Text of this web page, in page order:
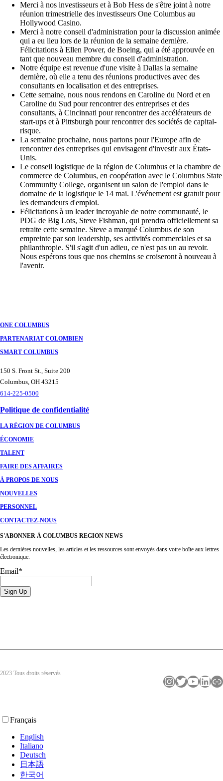
Merci à nos investisseurs et à Bob Hess de s'être joint à notre
réunion trimestrielle des investisseurs One Columbus au
Hollywood Casino.
Merci à notre conseil d'administration pour la discussion animée
qui a eu lieu lors de la réunion de la semaine dernière.
Félicitations à Ellen Power, de Boeing, qui a été approuvée en
tant que nouveau membre du conseil d'administration.
Notre équipe est revenue d'une visite à Dallas la semaine
dernière, où elle a tenu des réunions productives avec des
consultants en localisation et des entreprises.
Cette semaine, nous nous rendons en Caroline du Nord et en
Caroline du Sud pour rencontrer des entreprises et des
consultants, à Cincinnati pour rencontrer des accélérateurs de
start-ups et à Pittsburgh pour rencontrer des sociétés de capital-
risque.
La semaine prochaine, nous partons pour l'Europe afin de
rencontrer des entreprises qui envisagent d'investir aux États-
Unis.
Le conseil logistique de la région de Columbus et la chambre de
commerce de Columbus, en coopération avec le Columbus State
Community College, organisent un salon de l'emploi dans le
domaine de la logistique le 14 mai. L'événement est gratuit pour
les demandeurs d'emploi.
Félicitations à un leader incroyable de notre communauté, le
PDG de Big Lots, Steve Fishman, qui prendra officiellement sa
retraite cette semaine. Steve a marqué Columbus de son
empreinte par son leadership, ses activités commerciales et sa
philanthropie. S'il s'agit d'un adieu, ce n'est pas un au revoir.
Nous espérons tous que nos chemins se croiseront à nouveau à
l'avenir.
ONE COLUMBUS
PARTENARIAT COLOMBIEN
SMART COLUMBUS
150 S. Front St., Suite 200
Columbus, OH 43215
614-225-0500
Politique de confidentialité
LA RÉGION DE COLUMBUS
ÉCONOMIE
TALENT
FAIRE DES AFFAIRES
À PROPOS DE NOUS
NOUVELLES
PERSONNEL
CONTACTEZ-NOUS
S'ABONNER À COLUMBUS REGION NEWS
Les dernières nouvelles, les articles et les ressources sont envoyés dans votre boîte aux lettres
électronique.
Email*
2023 Tous droits réservés
InstagramTwitter YouTube LinkedIn Lien
Français
English
Italiano
Deutsch
日本語
한국어